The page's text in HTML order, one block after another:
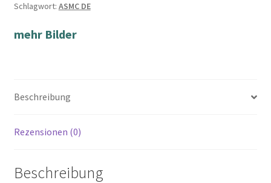
Schlagwort: ASMC DE
mehr Bilder
Beschreibung
Rezensionen (0)
Beschreibung